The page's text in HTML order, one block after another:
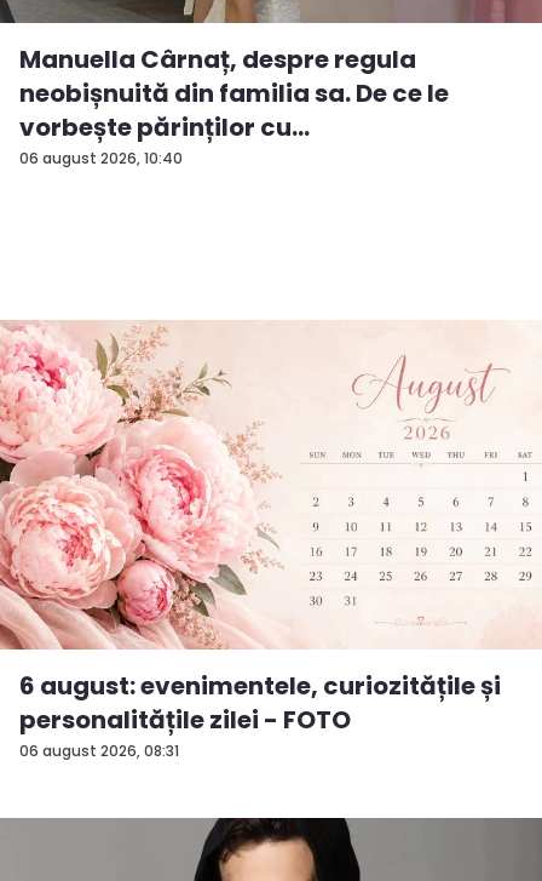
06 august 2026, 10:40
Manuella Cârnaț, despre regula
neobișnuită din familia sa. De ce le
vorbește părinților cu
„dumneavoastră...
06 august 2026, 08:31
6 august: evenimentele, curiozitățile și
personalitățile zilei - FOTO